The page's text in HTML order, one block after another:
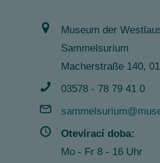
Museum der
Sammelsurium
Macherstraße 140,
03578 - 78 79 41 0
Otevírací doba:
Mo - Fr 8 - 16 Uhr